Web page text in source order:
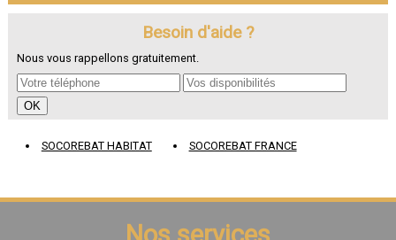
- Fenêtre de toit à Le Rheu
- Fenêtre de toit à Bain-de-Bretagne
- Fenêtre de toit à Guichen
- Fenêtre de toit à Mordelles
- Fenêtre de toit à Chartres-de-Bretagne
- Fenêtre de toit à Montfort-sur-Meu
- Fenêtre de toit à Acigné
Besoin d'aide ?
Nous vous rappellons gratuitement.
SOCOREBAT HABITAT SOCOREBAT FRANCE